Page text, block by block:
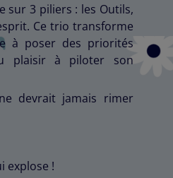
sur 3 piliers : les Outils,
Ce trio transforme
à poser des priorités
plaisir à piloter son
devrait jamais rimer
explose !